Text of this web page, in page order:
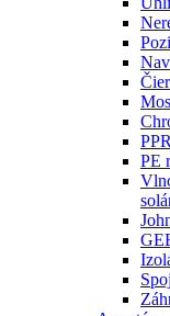
PE